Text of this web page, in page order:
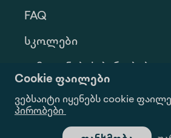
Cookie ფაილები
ვებსაიტი იყენებს cookie
პირობები
FAQ
Სკოლები
Კონფ. Პოლიტიკა
Ინფორმაციის Მოთხოვნა